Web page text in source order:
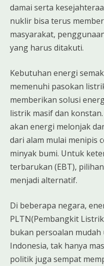
damai serta
nuklir bisa terus
masyarakat,
yang harus ditakuti.
Kebutuhan energi
memenuhi pasokan
memberikan solusi
listrik masif dan
akan energi melonjak
dari alam mulai menipis
minyak bumi. Untuk
terbarukan (EBT),
menjadi alternatif.
Di beberapa negara,
PLTN(Pembangkit
bukan persoalan
Indonesia, tak hanya
politik juga sempat